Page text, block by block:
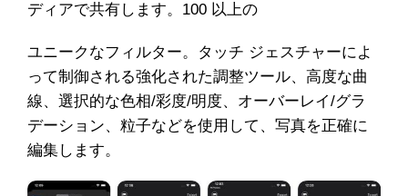
ディアで共有します。100 以上の
ユニークなフィルター。タッチ ジェスチャーによ
って制御される強化された調整ツール、高度な曲
線、選択的な色相/彩度/明度、オーバーレイ/グラ
デーション、粒子などを使用して、写真を正確に
編集します。